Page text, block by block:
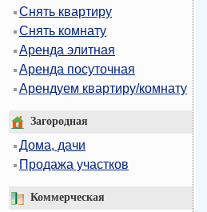
Снять квартиру
Снять комнату
Аренда элитная
Аренда посуточная
Арендуем квартиру/комнату
Загородная
Дома, дачи
Продажа участков
Коммерческая